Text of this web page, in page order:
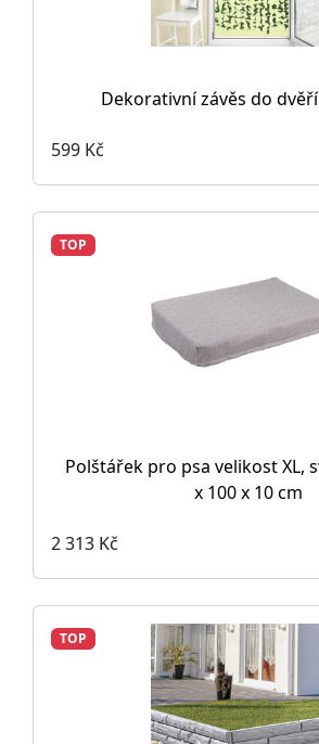
Dekorativní závěs do
599 Kč
TOP
Polštářek pro psa velikost XL,
x 100 x 10 cm
2 313 Kč
TOP